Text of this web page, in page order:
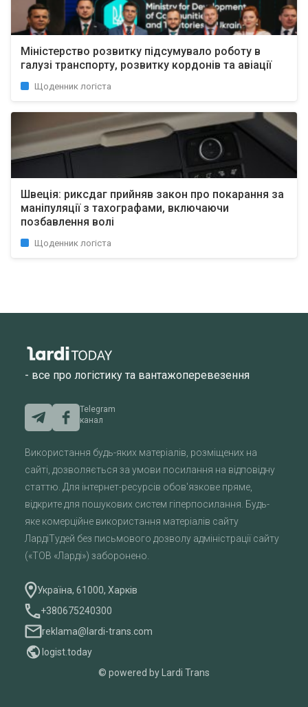
Міністерство розвитку підсумувало роботу в
галузі транспорту, розвитку кордонів та авіації
Щоденник логіста
Швеція: риксдаг прийняв закон про покарання за
маніпуляції з тахографами, включаючи
позбавлення волі
Щоденник логіста
- все про логістику та вантажоперевезення
Telegram
канал
Використання будь-яких матеріалів, розміщених на
сайті, дозволяється за умови посилання на відповідну
статтю. Для інтернет-ресурсів обов'язкове пряме,
відкрите для пошукових систем гіперпосилання. Будь-
яке комерційне використання матеріалів сайту
ЛардіТудей без письмового дозволу адміністрації сайту
(«ТОВ «Ларді») заборонено.
Україна, 61000, Харків
+380675240300
reklama@lardi-trans.com
logist.today
© powered by Lardi Trans